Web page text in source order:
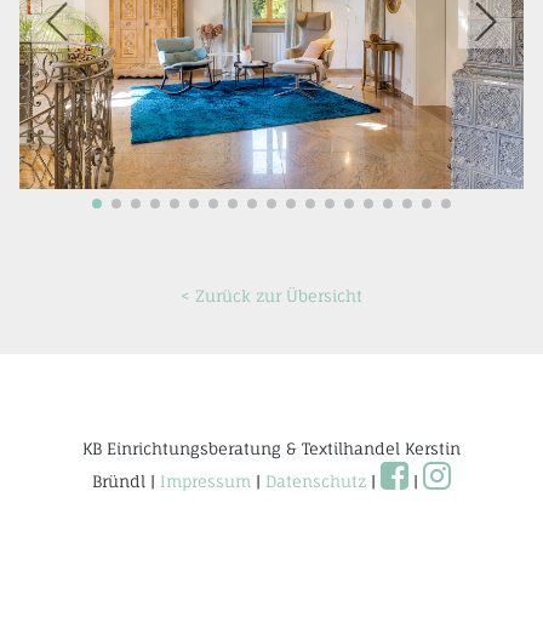
< Zurück zur Übersicht
KB Einrichtungsberatung & Textilhandel Kerstin
Bründl | Impressum | Datenschutz | |